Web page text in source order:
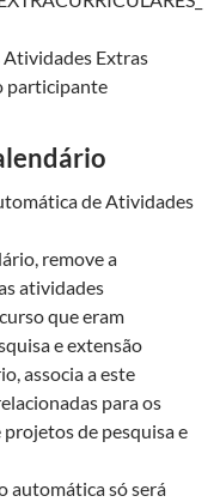
Atividades Extras
participante
de Atividades
remove a
atividades
que eram
e extensão
associa a este
para os
de pesquisa e
automática só será